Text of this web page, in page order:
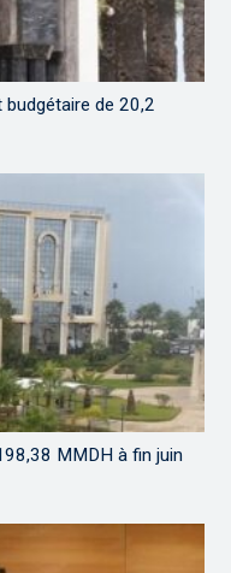
de 20,2
MMDH à fin juin